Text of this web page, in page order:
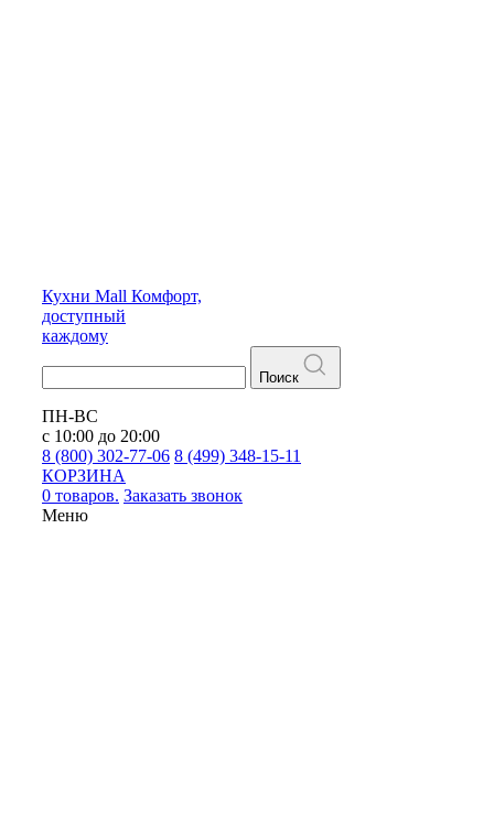
Кухни Mall Комфорт,
доступный
каждому
Поиск
ПН-ВС
с 10:00 до 20:00
8 (800) 302-77-06 8 (499) 348-15-11
КОРЗИНА
0 товаров. Заказать звонок
Меню